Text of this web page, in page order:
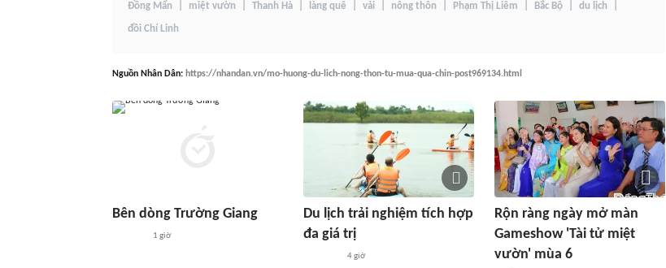
Đồng Mẩn miệt vườn Thanh Hà làng quê vải nông thôn Phạm Thị Liêm Bắc Bộ du lịch
đồi Chí Linh
Nguồn Nhân Dân: https://nhandan.vn/mo-huong-du-lich-nong-thon-tu-mua-qua-chin-post969134.html
Bên dòng Trường Giang
1 giờ
Du lịch trải nghiệm tích hợp
đa giá trị
4 giờ
Rộn ràng ngày mở màn
Gameshow 'Tài tử miệt
vườn' mùa 6